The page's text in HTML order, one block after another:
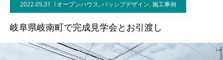
2022.05.31 オープンハウス,パッシブデザイン,施工事例
岐阜県岐南町で完成見学会とお引渡し
BLOG
CONTACT